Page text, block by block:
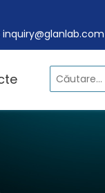
inquiry@glanlab.com